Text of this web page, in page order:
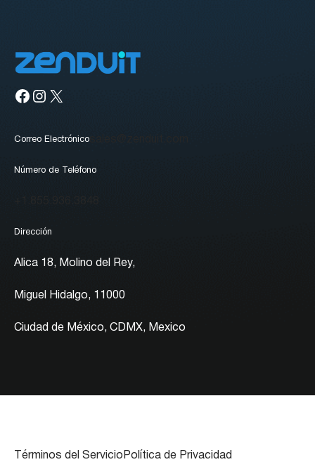
Facebook
Instagram
X
Correo Electrónico
Número de Teléfono
Dirección
Alica 18, Molino del Rey,
Miguel Hidalgo, 11000
Ciudad de México, CDMX, Mexico
Términos del Servicio Política de Privacidad